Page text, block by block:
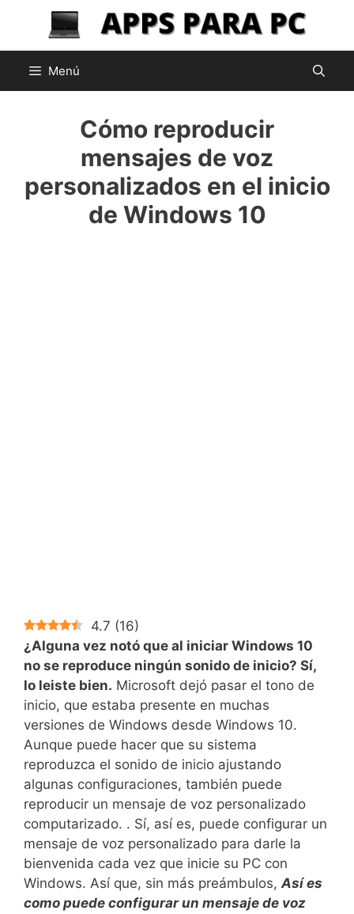
contenido
Menú
Cómo reproducir
mensajes de voz
personalizados en el inicio
de Windows 10
4.7 (16)
¿Alguna vez notó que al iniciar Windows 10
no se reproduce ningún sonido de inicio? Sí,
lo leiste bien. Microsoft dejó pasar el tono de
inicio, que estaba presente en muchas
versiones de Windows desde Windows 10.
Aunque puede hacer que su sistema
reproduzca el sonido de inicio ajustando
algunas configuraciones, también puede
reproducir un mensaje de voz personalizado
computarizado. . Sí, así es, puede configurar un
mensaje de voz personalizado para darle la
bienvenida cada vez que inicie su PC con
Windows. Así que, sin más preámbulos,Así es
como puede configurar un mensaje de voz